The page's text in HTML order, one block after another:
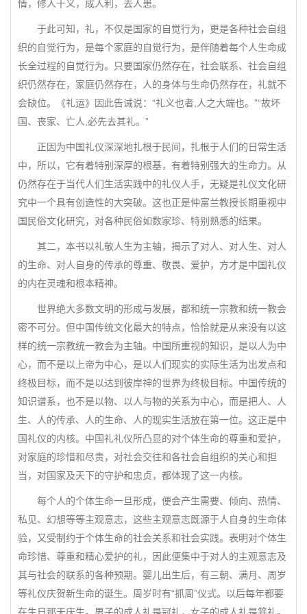
情，修人十义，成人利，去人患。
于此可知，礼，不仅是国家的自觉行为，更是各种社会自组
织的自觉行为，是每个家庭的自觉行为，是伴随着每个人生命成
长全过程的自觉行为。只要国家仍然存在，社会联系、社会自组
织仍然存在，家庭仍然存在，人的身体与生命仍然存在，礼就不
会缺位。《礼运》因此告诫说：“礼义也者,人之大端也。”“故坏
国、丧家、亡人,必先去其礼。”
正因为中国礼仪深深地扎根于民间，扎根于人们的日常生活
中，所以，它有着特别深厚的根基，有着特别强大的生命力。从
仍然存在于当代人们生活实践中的礼仪人手，无疑是礼仪文化研
究中一个具有创造性的大突破。这也正是仲富兰教授长期重视中
国民俗文化研究，对各种民俗如数家珍、特别熟悉的结果。
其二，本书以礼敬人生为主轴，揭示了对人、对人生、对人
的生命、对人自身的传承的尊重、敬畏、爱护，方才是中国礼仪
的内在灵魂和根本精神。
世界绝大多数文明的形成与发展，都和统一宗教和统一教会
密不可分。但中国传统文化最大的特点，恰恰就是从来没有以这
样的统一宗教统一教会为主轴。中国所重视的知识，是以人为中
心，而不是以上帝为中心，是以人们现实的实际生活为出发点和
终极目标，而不是以达到彼岸神的世界为终极目标。中国传统的
知识谱系，也不是以物、以人与物的关系为中心，而是把人、人
生、人的传承、人的生命、人的现实生活放在第一位。这正是中
国礼仪的内核。中国礼礼仪所凸显的对个体生命的尊重和爱护，
对家庭的珍惜和尽责，对社会交往和各社会自组织的关心和担
当，对国家及天下的守护和忠贞，都体现了这一内核。
每个人的个体生命一旦形成，便会产生需要、倾向、热情、
私见、幻想等等主观意志，这些主观意志既源于人自身的生命体
验，又受制约于个体生命的社会关系和社会实践。表明对个体生
命珍惜、尊重和精心爱护的礼，因此便集中于对人的主观意志及
其与社会的联系的各种预期。婴儿出生后，有三朝、满月、周岁
等礼仪庆贺新生命的诞生。周岁时有“抓周”仪式。以后每年都要